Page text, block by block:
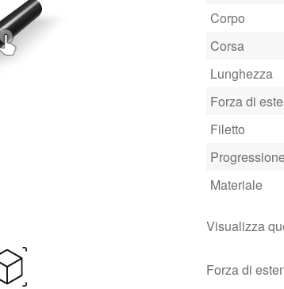
Corpo
Corsa
Lunghezza
Forza di
Filetto
Materiale
Visualizza
Forza di